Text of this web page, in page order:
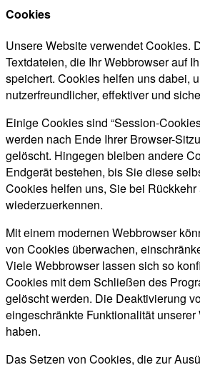
Cookies
Unsere Website verwendet Cookies.
Textdateien, die Ihr Webbrowser auf
speichert. Cookies helfen uns dabei,
nutzerfreundlicher, effektiver und
Einige Cookies sind “Session-
werden nach Ende Ihrer Browser-
gelöscht. Hingegen bleiben andere
Endgerät bestehen, bis Sie diese
Cookies helfen uns, Sie bei
wiederzuerkennen.
Mit einem modernen Webbrowser
von Cookies überwachen,
Viele Webbrowser lassen sich so
Cookies mit dem Schließen des
gelöscht werden. Die Deaktivierung
eingeschränkte Funktionalität
haben.
Das Setzen von Cookies, die zur